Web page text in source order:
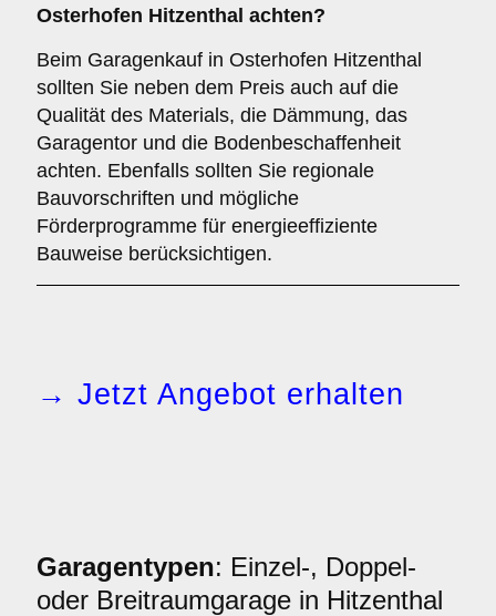
Osterhofen Hitzenthal achten?
Beim Garagenkauf in Osterhofen Hitzenthal
sollten Sie neben dem Preis auch auf die
Qualität des Materials, die Dämmung, das
Garagentor und die Bodenbeschaffenheit
achten. Ebenfalls sollten Sie regionale
Bauvorschriften und mögliche
Förderprogramme für energieeffiziente
Bauweise berücksichtigen.
→ Jetzt Angebot erhalten
Garagentypen: Einzel-, Doppel-
oder Breitraumgarage in Hitzenthal